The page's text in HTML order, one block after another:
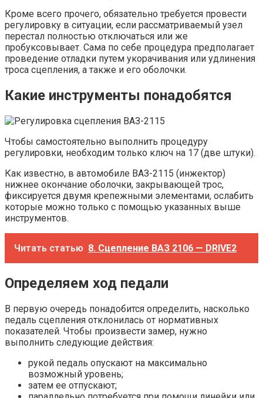
Кроме всего прочего, обязательно требуется провести
регулировку в ситуации, если рассматриваемый узел
перестал полностью отключаться или же
пробуксовывает. Сама по себе процедура предполагает
проведение отладки путем укорачивания или удлинения
троса сцепления, а также и его оболочки.
Какие инструменты понадобятся
Чтобы самостоятельно выполнить процедуру
регулировки, необходим только ключ на 17 (две штуки).
Как известно, в автомобиле ВАЗ-2115 (инжектор)
нижнее окончание оболочки, закрывающей трос,
фиксируется двумя крепежными элементами, ослабить
которые можно только с помощью указанных выше
инструментов.
Читать статью 8. Сцепление ВАЗ 2106 — DRIVE2
Определяем ход педали
В первую очередь понадобится определить, насколько
педаль сцепления отклонилась от нормативных
показателей. Чтобы произвести замер, нужно
выполнить следующие действия:
рукой педаль опускают на максимально
возможный уровень;
затем ее отпускают;